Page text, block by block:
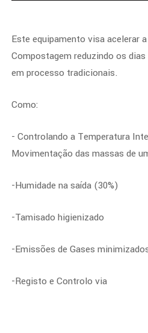
Este equipamento visa acelerar
Compostagem reduzindo os
em processo tradicionais.
Como:
- Controlando a Temperatura
Movimentação das massas de
-Humidade na saída (30%)
-Tamisado higienizado
-Emissões de Gases
-Registo e Controlo via